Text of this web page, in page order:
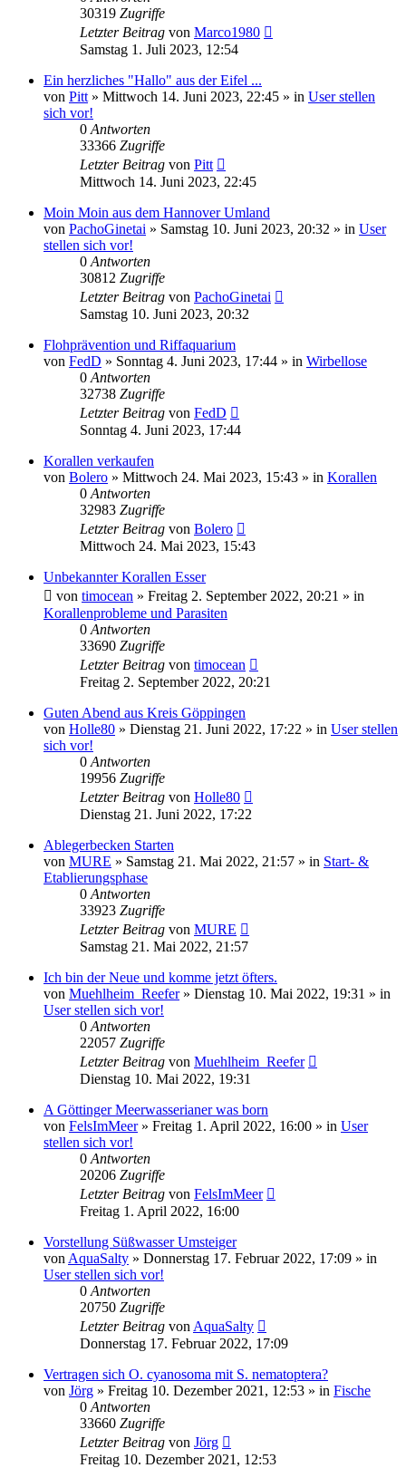
30319 Zugriffe
Letzter Beitrag von Marco1980
Samstag 1. Juli 2023, 12:54
Ein herzliches "Hallo" aus der Eifel ...
von Pitt » Mittwoch 14. Juni 2023, 22:45 » in User stellen
sich vor!
0 Antworten
33366 Zugriffe
Letzter Beitrag von Pitt
Mittwoch 14. Juni 2023, 22:45
Moin Moin aus dem Hannover Umland
von PachoGinetai » Samstag 10. Juni 2023, 20:32 » in User
stellen sich vor!
0 Antworten
30812 Zugriffe
Letzter Beitrag von PachoGinetai
Samstag 10. Juni 2023, 20:32
Flohprävention und Riffaquarium
von FedD » Sonntag 4. Juni 2023, 17:44 » in Wirbellose
0 Antworten
32738 Zugriffe
Letzter Beitrag von FedD
Sonntag 4. Juni 2023, 17:44
Korallen verkaufen
von Bolero » Mittwoch 24. Mai 2023, 15:43 » in Korallen
0 Antworten
32983 Zugriffe
Letzter Beitrag von Bolero
Mittwoch 24. Mai 2023, 15:43
Unbekannter Korallen Esser
von timocean » Freitag 2. September 2022, 20:21 » in
Korallenprobleme und Parasiten
0 Antworten
33690 Zugriffe
Letzter Beitrag von timocean
Freitag 2. September 2022, 20:21
Guten Abend aus Kreis Göppingen
von Holle80 » Dienstag 21. Juni 2022, 17:22 » in User stellen
sich vor!
0 Antworten
19956 Zugriffe
Letzter Beitrag von Holle80
Dienstag 21. Juni 2022, 17:22
Ablegerbecken Starten
von MURE » Samstag 21. Mai 2022, 21:57 » in Start- &
Etablierungsphase
0 Antworten
33923 Zugriffe
Letzter Beitrag von MURE
Samstag 21. Mai 2022, 21:57
Ich bin der Neue und komme jetzt öfters.
von Muehlheim_Reefer» Dienstag 10. Mai 2022, 19:31 » in
User stellen sich vor!
0 Antworten
22057 Zugriffe
Letzter Beitrag von Muehlheim_Reefer
Dienstag 10. Mai 2022, 19:31
A Göttinger Meerwasserianer was born
von FelsImMeer» Freitag 1. April 2022, 16:00 » in User
stellen sich vor!
0 Antworten
20206 Zugriffe
Letzter Beitrag von FelsImMeer
Freitag 1. April 2022, 16:00
Vorstellung Süßwasser Umsteiger
von AquaSalty » Donnerstag 17. Februar 2022, 17:09 » in
User stellen sich vor!
0 Antworten
20750 Zugriffe
Letzter Beitrag von AquaSalty
Donnerstag 17. Februar 2022, 17:09
Vertragen sich O. cyanosoma mit S. nematoptera?
von Jörg » Freitag 10. Dezember 2021, 12:53 » in Fische
0 Antworten
33660 Zugriffe
Letzter Beitrag von Jörg
Freitag 10. Dezember 2021, 12:53